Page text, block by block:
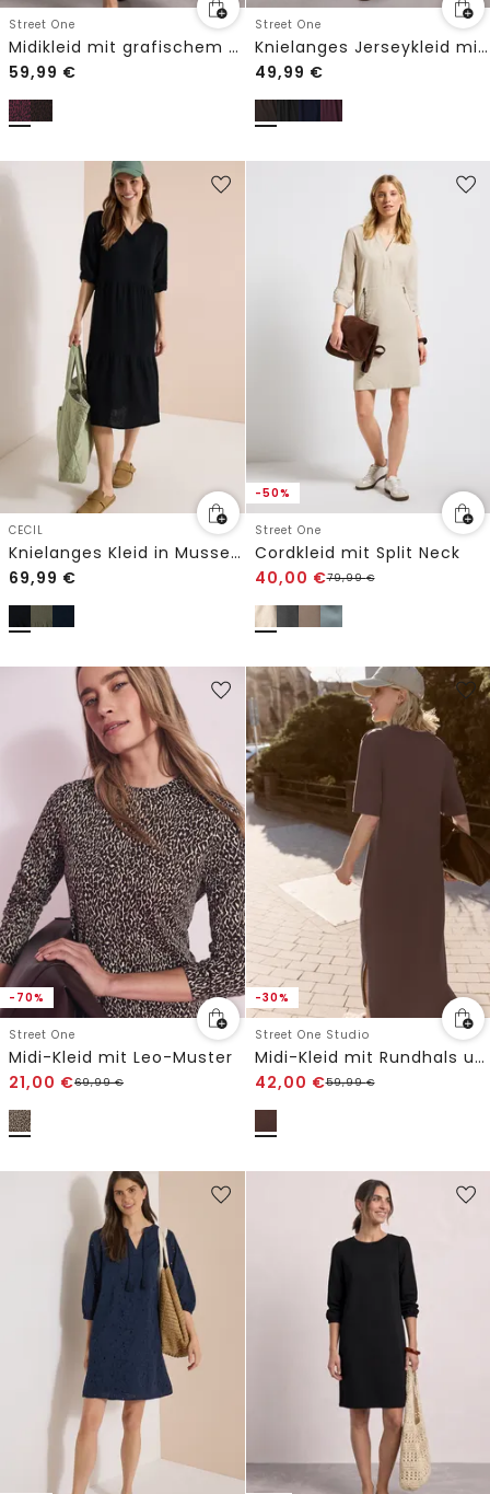
Street One
Midikleid mit grafischem Muster
59,99 €
Street One
Knielanges Jerseykleid mit Rundhals
49,99 €
CECIL
Knielanges Kleid in Musselinqualität
69,99 €
-50%
Street One
Cordkleid mit Split Neck
40,00 €79,99€
-70%
Street One
Midi-Kleid mit Leo-Muster
21,00 €69,99€
-30%
Street One Studio
Midi-Kleid mit Rundhals und Knopfdetail
42,00 €59,99€